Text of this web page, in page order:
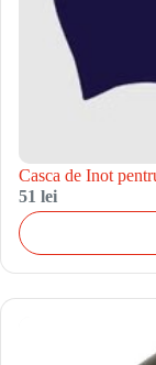
Casca de Inot
51 lei